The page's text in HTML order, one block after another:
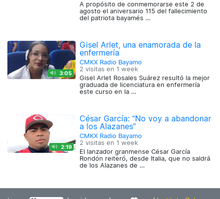
A propósito de conmemorarse este 2 de
agosto el aniversario 115 del fallecimiento
del patriota bayamés …
3:05
Gisel Arlet, una enamorada de la
enfermería
CMKX Radio Bayamo
2 visitas en 1 week
Gisel Arlet Rosales Suárez resultó la mejor
graduada de licenciatura en enfermería
este curso en la …
2:19
César García: “No voy a abandonar
a los Alazanes”
CMKX Radio Bayamo
2 visitas en 1 week
El lanzador granmense César García
Rondón reiteró, desde Italia, que no saldrá
de los Alazanes de …